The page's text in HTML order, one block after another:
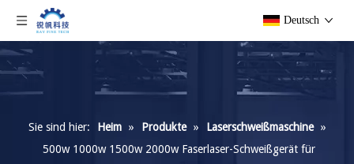
Deutsch
Sie sind hier: Heim » Produkte » Laserschweißmaschine »
500w 1000w 1500w 2000w Faserlaser-Schweißgerät für